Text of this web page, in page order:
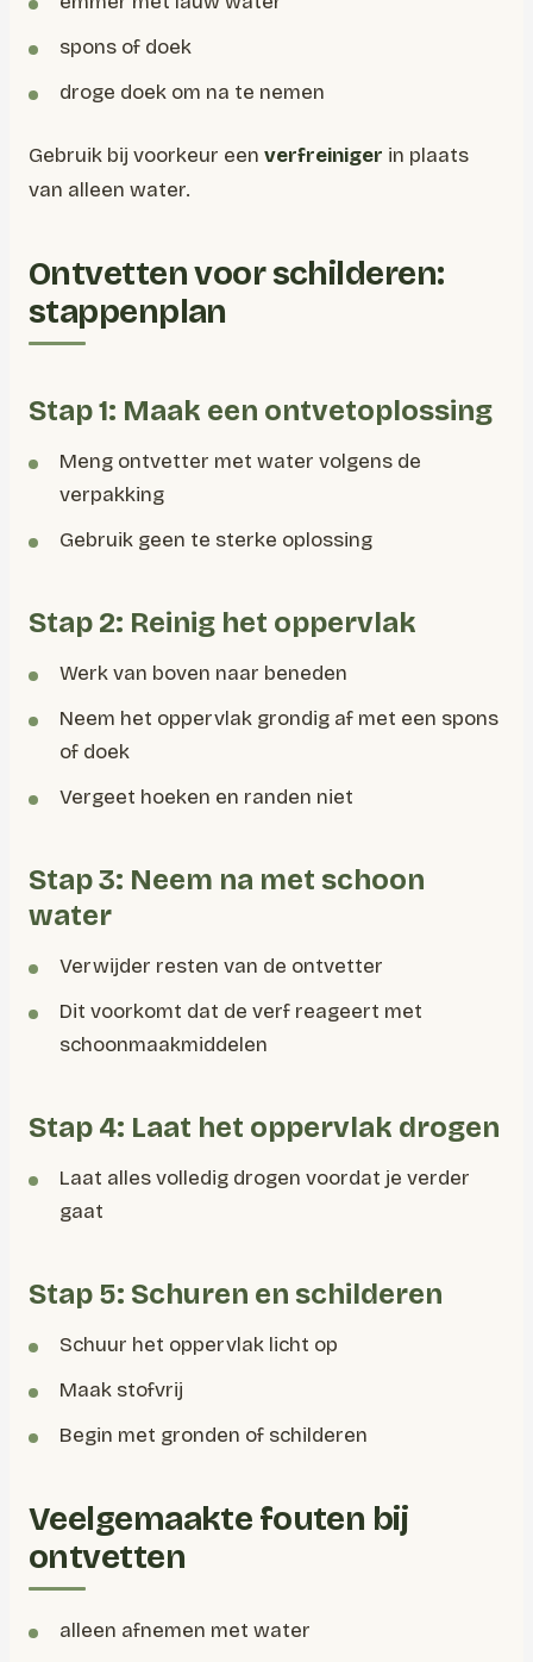
spons of doek
droge doek om na te nemen
Gebruik bij voorkeur een verfreiniger in plaats
van alleen water.
Ontvetten voor schilderen:
stappenplan
Stap 1: Maak een ontvetoplossing
Meng ontvetter met water volgens de
verpakking
Gebruik geen te sterke oplossing
Stap 2: Reinig het oppervlak
Werk van boven naar beneden
Neem het oppervlak grondig af met een spons
of doek
Vergeet hoeken en randen niet
Stap 3: Neem na met schoon
water
Verwijder resten van de ontvetter
Dit voorkomt dat de verf reageert met
schoonmaakmiddelen
Stap 4: Laat het oppervlak drogen
Laat alles volledig drogen voordat je verder
gaat
Stap 5: Schuren en schilderen
Schuur het oppervlak licht op
Maak stofvrij
Begin met gronden of schilderen
Veelgemaakte fouten bij
ontvetten
alleen afnemen met water